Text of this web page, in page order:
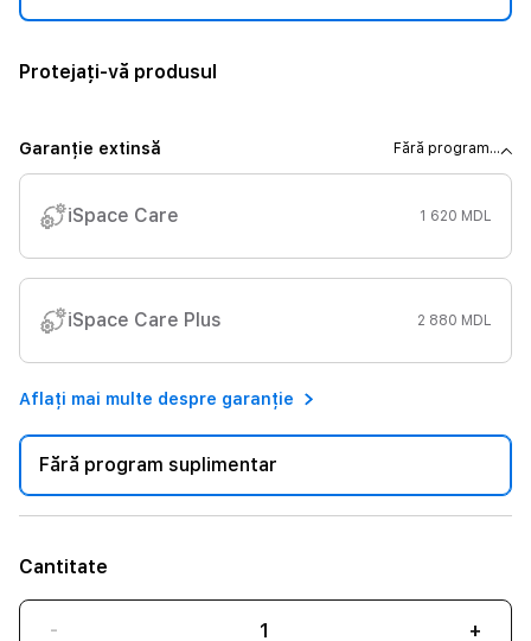
Protejați-vă produsul
Garanție extinsă Fără program...
iSpace Care 1 620 MDL
iSpace Care Plus 2 880 MDL
Aflați mai multe despre garanție
Fără program suplimentar
Cantitate
- +